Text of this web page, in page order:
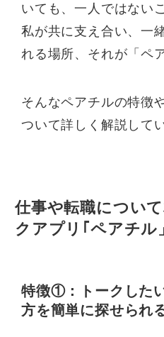
いても、一人ではない
私が共に支え合い、一
れる場所、それが「ペ
そんなペアチルの特徴
ついて詳しく解説して
仕事や転職につい
クアプリ｢ペアチル
特徴①：トークした
方を簡単に探せられ